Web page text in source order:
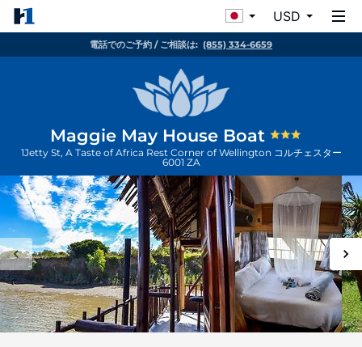
USD
電話でのご予約 / ご相談は: (855) 334-6659
Maggie May House Boat
1Jetty St, A Taste of Africa Rest Corner of Wellington コルチェスター
6001 ZA